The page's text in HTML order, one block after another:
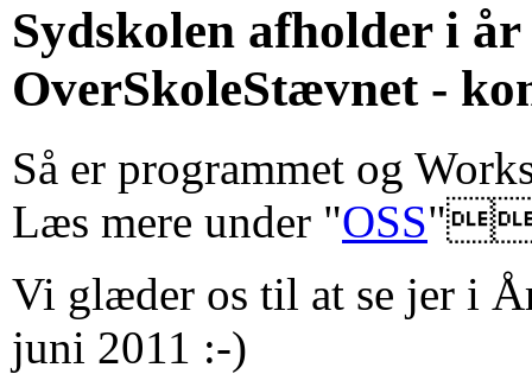
Sydskolen afholder i år
OverSkoleStævnet -
Så er programmet og
Læs mere under "OSS
Vi glæder os til at se jer i
juni 2011 :-)